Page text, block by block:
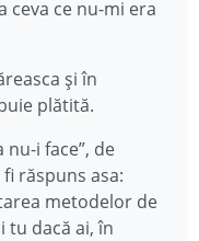
ceva ce nu-mi era
și în
plătită.
nu-i face”, de
răspuns asa:
metodelor de
tu dacă ai, în